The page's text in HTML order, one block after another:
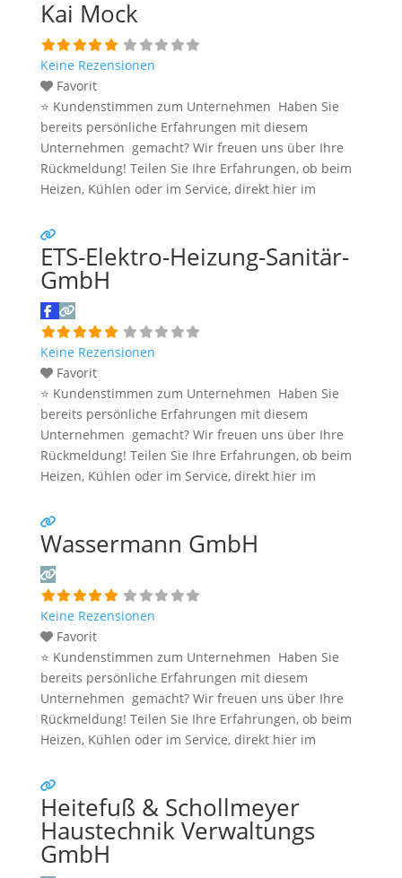
Kunden – von der Planung bis zur Umsetzung. Alle
Informationen stammen aus öffentlich verfügbaren
Quellen. Für dieWeiterlesen …
Kai Mock
Keine Rezensionen
Favorit
⭐ Kundenstimmen zum Unternehmen Haben Sie
bereits persönliche Erfahrungen mit diesem
Unternehmen gemacht? Wir freuen uns über Ihre
Rückmeldung! Teilen Sie Ihre Erfahrungen, ob beim
Heizen, Kühlen oder im Service, direkt hier im
anderen Interessenten bei der Anbieterauswahl.
Sollten Sie eine kritische Meinung äußern, so geben
Sie diese bitte mit konkreten Details an und bleiben
Weiterlesen …
ETS-Elektro-Heizung-Sanitär-
GmbH
Keine Rezensionen
Favorit
⭐ Kundenstimmen zum Unternehmen Haben Sie
bereits persönliche Erfahrungen mit diesem
Unternehmen gemacht? Wir freuen uns über Ihre
Rückmeldung! Teilen Sie Ihre Erfahrungen, ob beim
Heizen, Kühlen oder im Service, direkt hier im
anderen Interessenten bei der Anbieterauswahl.
Sollten Sie eine kritische Meinung äußern, so geben
Sie diese bitte mit konkreten Details an und bleiben
Weiterlesen …
Wassermann GmbH
Keine Rezensionen
Favorit
⭐ Kundenstimmen zum Unternehmen Haben Sie
bereits persönliche Erfahrungen mit diesem
Unternehmen gemacht? Wir freuen uns über Ihre
Rückmeldung! Teilen Sie Ihre Erfahrungen, ob beim
Heizen, Kühlen oder im Service, direkt hier im
anderen Interessenten bei der Anbieterauswahl.
Sollten Sie eine kritische Meinung äußern, so geben
Sie diese bitte mit konkreten Details an und bleiben
Weiterlesen …
Heitefuß & Schollmeyer
Haustechnik Verwaltungs
GmbH